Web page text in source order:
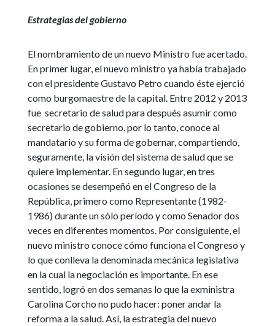
Estrategias del gobierno
El nombramiento de un nuevo Ministro fue acertado.
En primer lugar, el nuevo ministro ya había trabajado
con el presidente Gustavo Petro cuando éste ejerció
como burgomaestre de la capital. Entre 2012 y 2013
fue secretario de salud para después asumir como
secretario de gobierno, por lo tanto, conoce al
mandatario y su forma de gobernar, compartiendo,
seguramente, la visión del sistema de salud que se
quiere implementar. En segundo lugar, en tres
ocasiones se desempeñó en el Congreso de la
República, primero como Representante (1982-
1986) durante un sólo período y como Senador dos
veces en diferentes momentos. Por consiguiente, el
nuevo ministro conoce cómo funciona el Congreso y
lo que conlleva la denominada mecánica legislativa
en la cual la negociación es importante. En ese
sentido, logró en dos semanas lo que la exministra
Carolina Corcho no pudo hacer: poner andar la
reforma a la salud. Así, la estrategia del nuevo